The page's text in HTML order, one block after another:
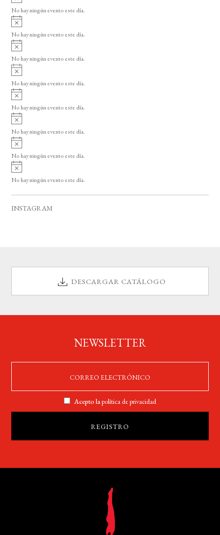
o
v
i
o
No hay ningún evento este día.
A
v
i
o
No hay ningún evento este día.
A
v
i
o
No hay ningún evento este día.
A
v
i
o
No hay ningún evento este día.
A
v
i
o
No hay ningún evento este día.
A
v
i
o
No hay ningún evento este día.
A
v
i
o
No hay ningún evento este día.
A
v
i
No hay ningún evento este día.
INSTAGRAM
DESCARGAR CATÁLOGO
NEWSLETTER
Acepto lapolítica de privacidad